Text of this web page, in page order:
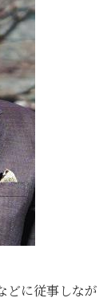
どに従事しなが